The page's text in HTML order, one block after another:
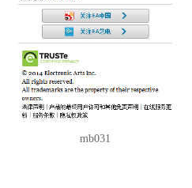
mb031